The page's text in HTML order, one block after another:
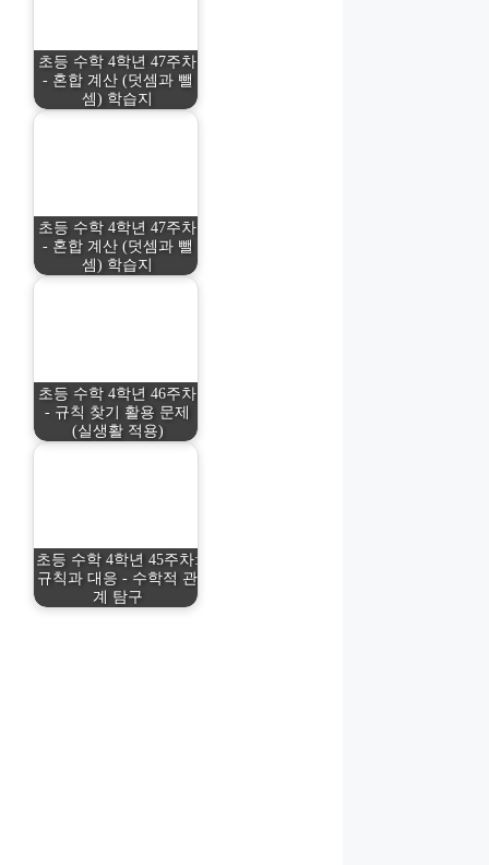
초등 수학 4학년 47주차
- 혼합 계산 (덧셈과 뺄
셈) 학습지
초등 수학 4학년 47주차
- 혼합 계산 (덧셈과 뺄
셈) 학습지
초등 수학 4학년 46주차
- 규칙 찾기 활용 문제
(실생활 적용)
초등 수학 4학년 45주차:
규칙과 대응 - 수학적 관
계 탐구